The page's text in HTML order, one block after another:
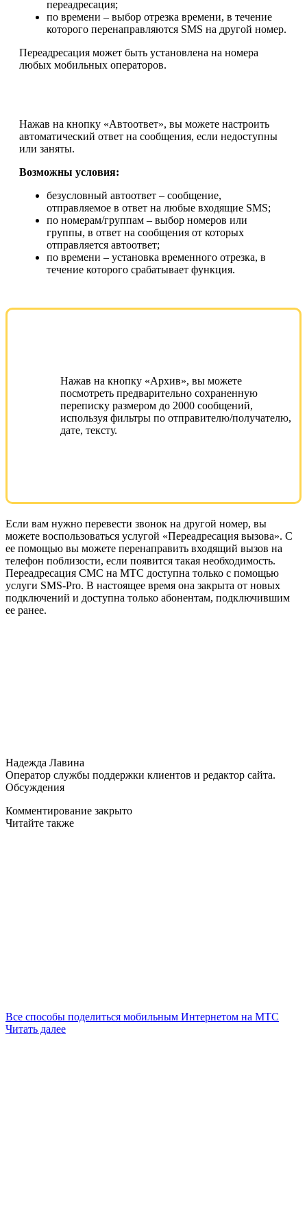
переадресация;
по времени – выбор отрезка времени, в течение
которого перенаправляются SMS на другой номер.
Переадресация может быть установлена на номера
любых мобильных операторов.
Нажав на кнопку «Автоответ», вы можете настроить
автоматический ответ на сообщения, если недоступны
или заняты.
Возможны условия:
безусловный автоответ – сообщение,
отправляемое в ответ на любые входящие SMS;
по номерам/группам – выбор номеров или
группы, в ответ на сообщения от которых
отправляется автоответ;
по времени – установка временного отрезка, в
течение которого срабатывает функция.
Нажав на кнопку «Архив», вы можете
посмотреть предварительно сохраненную
переписку размером до 2000 сообщений,
используя фильтры по отправителю/получателю,
дате, тексту.
Если вам нужно перевести звонок на другой номер, вы
можете воспользоваться услугой «Переадресация вызова». С
ее помощью вы можете перенаправить входящий вызов на
телефон поблизости, если появится такая необходимость.
Переадресация СМС на МТС доступна только с помощью
услуги SMS-Pro. В настоящее время она закрыта от новых
подключений и доступна только абонентам, подключившим
ее ранее.
Надежда Лавина
Оператор службы поддержки клиентов и редактор сайта.
Обсуждения
Комментирование закрыто
Читайте также
Все способы поделиться мобильным Интернетом на МТС
Читать далее